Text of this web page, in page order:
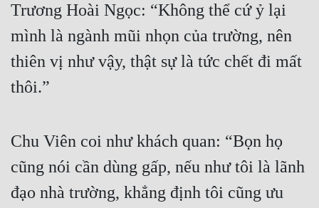
Trương Hoài Ngọc: “Không thể cứ ỷ lại
mình là ngành mũi nhọn của trường, nên
thiên vị như vậy, thật sự là tức chết đi mất
thôi.”
Chu Viên coi như khách quan: “Bọn họ
cũng nói cần dùng gấp, nếu như tôi là lãnh
đạo nhà trường, khẳng định tôi cũng ưu